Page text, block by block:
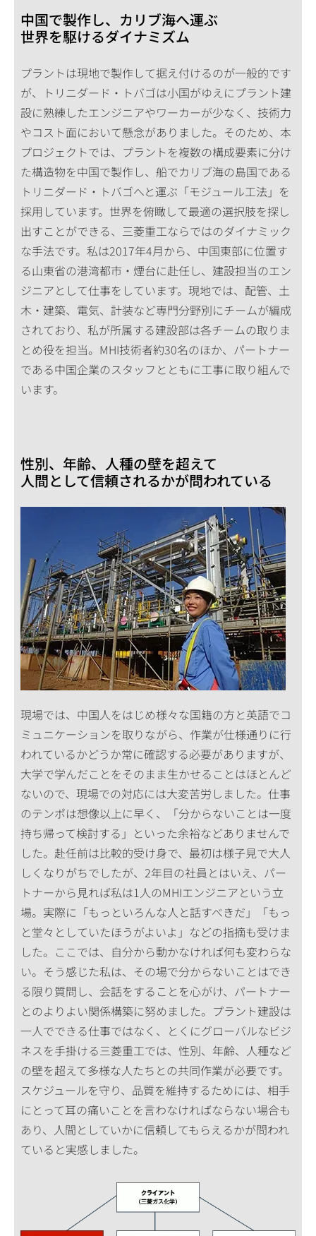
中国で製作し、カリブ海へ運ぶ
世界を駆けるダイナミズム
プラントは現地で製作して据え付けるのが一般的です
が、トリニダード・トバゴは小国がゆえにプラント建
設に熟練したエンジニアやワーカーが少なく、技術力
やコスト面において懸念がありました。そのため、本
プロジェクトでは、プラントを複数の構成要素に分け
た構造物を中国で製作し、船でカリブ海の島国である
トリニダード・トバゴへと運ぶ「モジュール工法」を
採用しています。世界を俯瞰して最適の選択肢を探し
出すことができる、三菱重工ならではのダイナミック
な手法です。私は2017年4月から、中国東部に位置す
る山東省の港湾都市・煙台に赴任し、建設担当のエン
ジニアとして仕事をしています。現地では、配管、土
木・建築、電気、計装など専門分野別にチームが編成
されており、私が所属する建設部は各チームの取りま
とめ役を担当。MHI技術者約30名のほか、パートナー
である中国企業のスタッフとともに工事に取り組んで
います。
性別、年齢、人種の壁を超えて
人間として信頼されるかが問われている
現場では、中国人をはじめ様々な国籍の方と英語でコ
ミュニケーションを取りながら、作業が仕様通りに行
われているかどうか常に確認する必要がありますが、
大学で学んだことをそのまま生かせることはほとんど
ないので、現場での対応には大変苦労しました。仕事
のテンポは想像以上に早く、「分からないことは一度
持ち帰って検討する」といった余裕などありませんで
した。赴任前は比較的受け身で、最初は様子見で大人
しくなりがちでしたが、2年目の社員とはいえ、パー
トナーから見れば私は1人のMHIエンジニアという立
場。実際に「もっといろんな人と話すべきだ」「もっ
と堂々としていたほうがよいよ」などの指摘も受けま
した。ここでは、自分から動かなければ何も変わらな
い。そう感じた私は、その場で分からないことはでき
る限り質問し、会話をすることを心がけ、パートナー
とのよりよい関係構築に努めました。プラント建設は
一人でできる仕事ではなく、とくにグローバルなビジ
ネスを手掛ける三菱重工では、性別、年齢、人種など
の壁を超えて多様な人たちとの共同作業が必要です。
スケジュールを守り、品質を維持するためには、相手
にとって耳の痛いことを言わなければならない場合も
あり、人間としていかに信頼してもらえるかが問われ
ていると実感しました。